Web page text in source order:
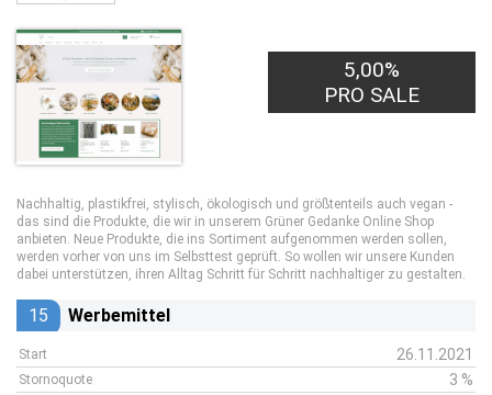
5,00%
PRO SALE
Nachhaltig, plastikfrei, stylisch, ökologisch und größtenteils auch vegan -
das sind die Produkte, die wir in unserem Grüner Gedanke Online Shop
anbieten. Neue Produkte, die ins Sortiment aufgenommen werden sollen,
werden vorher von uns im Selbsttest geprüft. So wollen wir unsere Kunden
dabei unterstützen, ihren Alltag Schritt für Schritt nachhaltiger zu gestalten.
15 Werbemittel
Start 26.11.2021
Stornoquote 3 %